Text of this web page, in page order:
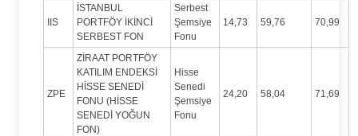
IIS
İSTANBUL
PORTFÖY İKİNCİ
SERBEST FON
Serbest
Şemsiye
Fonu
14,73 59,76 70,99
ZPE
ZİRAAT PORTFÖY
KATILIM ENDEKSİ
HİSSE SENEDİ
FONU (HİSSE
SENEDİ YOĞUN
FON)
Hisse
Senedi
Şemsiye
Fonu
24,20 58,04 71,69